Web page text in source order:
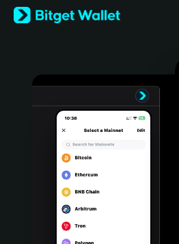
English
日本語
Türkçe
Português (Portugal)
Bahasa Indonesia